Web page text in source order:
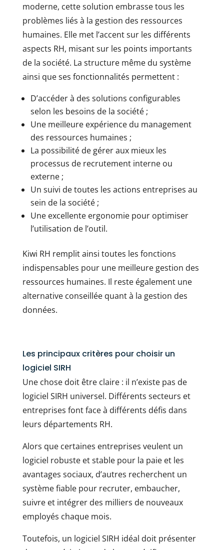
moderne, cette solution embrasse tous les
problèmes liés à la gestion des ressources
humaines. Elle met l’accent sur les différents
aspects RH, misant sur les points importants
de la société. La structure même du système
ainsi que ses fonctionnalités permettent :
D’accéder à des solutions configurables
selon les besoins de la société ;
Une meilleure expérience du management
des ressources humaines ;
La possibilité de gérer aux mieux les
processus de recrutement interne ou
externe ;
Un suivi de toutes les actions entreprises au
sein de la société ;
Une excellente ergonomie pour optimiser
l’utilisation de l’outil.
Kiwi RH remplit ainsi toutes les fonctions
indispensables pour une meilleure gestion des
ressources humaines. Il reste également une
alternative conseillée quant à la gestion des
données.
Les principaux critères pour choisir un
logiciel SIRH
Une chose doit être claire : il n’existe pas de
logiciel SIRH universel. Différents secteurs et
entreprises font face à différents défis dans
leurs départements RH.
Alors que certaines entreprises veulent un
logiciel robuste et stable pour la paie et les
avantages sociaux, d’autres recherchent un
système fiable pour recruter, embaucher,
suivre et intégrer des milliers de nouveaux
employés chaque mois.
Toutefois, un logiciel SIRH idéal doit présenter